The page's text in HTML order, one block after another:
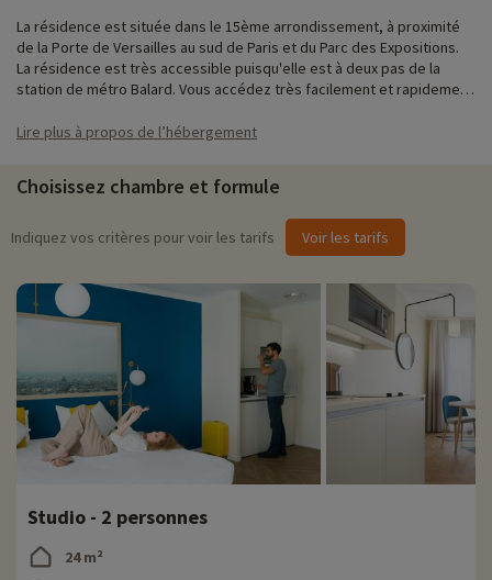
La résidence est située dans le 15ème arrondissement, à proximité
de la Porte de Versailles au sud de Paris et du Parc des Expositions.
La résidence est très accessible puisqu'elle est à deux pas de la
station de métro Balard. Vous accédez très facilement et rapidement
de fond en comble !
pour des vacances ou un week-end avec des enfants à Paris.
Lire plus à propos de l’hébergement
Choisissez chambre et formule
Indiquez vos critères pour voir les tarifs Voir les tarifs
Studio - 2 personnes
24 m²